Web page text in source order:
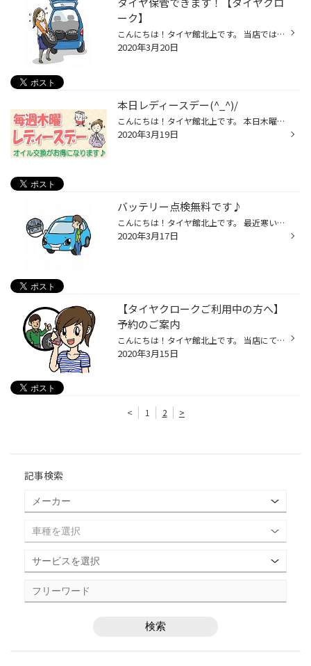
ーク】
こんにちは！タイヤ館北上です。 当店ではタイヤお預かりサービスを実施しております！ ※有料 ・タイヤの持ち運びが重くて毎回つらい ・自宅にタイヤを保管するスペースが無い ・劣化や盗難が心配… などなど。 タイヤに関するお悩み、ありませんか？ そんな時は当店へご相談下さい！！ 専用倉庫にて...
2020年3月20日
本日レディースデー(^_^)/
こんにちは！タイヤ館北上です。 本日木曜日はレディースデー！ 女性のお客様はエンジンオイル交換が 通常よりもお得にできちゃいますよ～(^^♪ 当店ご利用中のお客様も、 始めて当店を利用しようか悩んでるお客様も ぜひお気軽にご来店下さいませ(^^♪ ご来店お待ちしております☆
2020年3月19日
バッテリー点検無料です♪
こんにちは！タイヤ館北上です。 最近寒いんだか暖かいんだか… ハッキリしない天候が続いてますね。 皆さまくれぐれも体調管理にはお気をつけ下さい。 さて！ そんな不安定な天候に左右されやすいカーバッテリー。 日中は暖かくても朝晩はまだ冷え込みますよね。 おクルマのバッテリーは寒いのも暑...
2020年3月17日
【タイヤクロークご利用中の方へ】
予約のご案内
こんにちは！タイヤ館北上です。 当店にて【タイヤクローク(タイヤ保管)】 ご利用中のお客様へご案内です。 タイヤクロークご利用中のお客様は タイヤ交換のご予約が可能となっております！ ※お預かりしているタイヤは専用倉庫にて保管しております。 予約状況をご確認の上、履き替えご希望日の 約...
2020年3月15日
< 1 2 >
記事検索